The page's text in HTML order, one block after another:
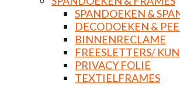
SPANDOEKEN &
DECODOEKEN &
BINNENRECLAME
FREESLETTERS/
PRIVACY FOLIE
TEXTIELFRAMES